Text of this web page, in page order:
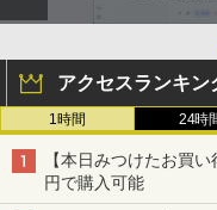
アクセスランキン
1時間 24時
【本日みつけたお買
円で購入可能